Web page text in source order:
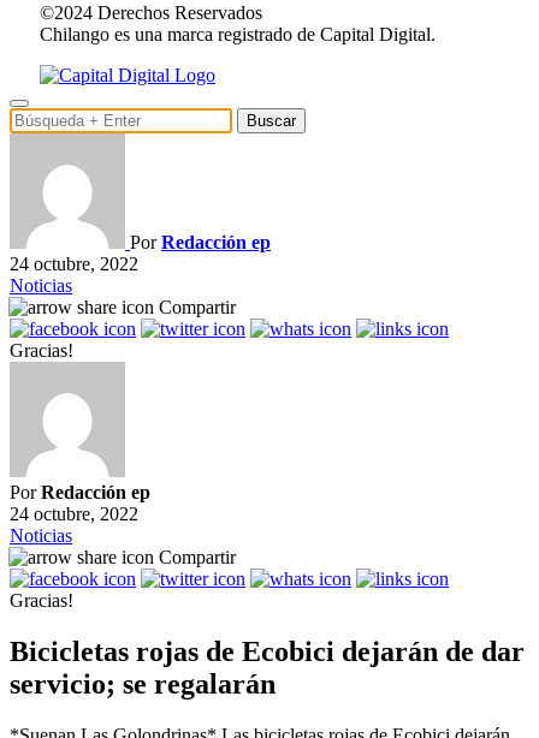
©2024 Derechos Reservados
Chilango es una marca registrado de Capital Digital.
Buscar
PorRedacción ep
24 octubre, 2022
Noticias
Compartir
Gracias!
PorRedacción ep
24 octubre, 2022
Noticias
Compartir
Gracias!
Bicicletas rojas de Ecobici dejarán de dar
servicio; se regalarán